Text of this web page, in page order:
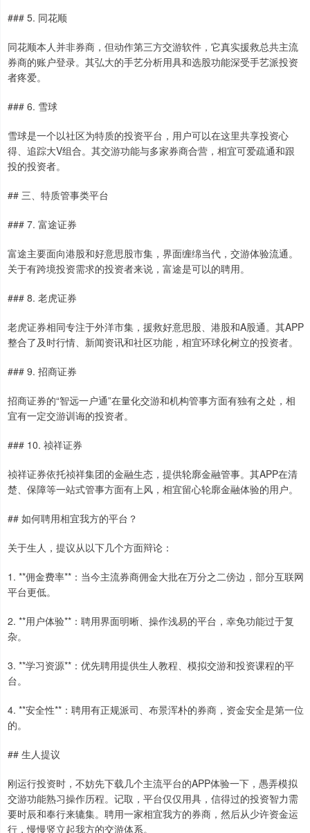
### 5. 同花顺
同花顺本人并非券商，但动作第三方交游软件，它真实援救总共主流
券商的账户登录。其弘大的手艺分析用具和选股功能深受手艺派投资
者疼爱。
### 6. 雪球
雪球是一个以社区为特质的投资平台，用户可以在这里共享投资心
得、追踪大V组合。其交游功能与多家券商合营，相宜可爱疏通和跟
投的投资者。
## 三、特质管事类平台
### 7. 富途证券
富途主要面向港股和好意思股市集，界面缠绵当代，交游体验流通。
关于有跨境投资需求的投资者来说，富途是可以的聘用。
### 8. 老虎证券
老虎证券相同专注于外洋市集，援救好意思股、港股和A股通。其APP
整合了及时行情、新闻资讯和社区功能，相宜环球化树立的投资者。
### 9. 招商证券
招商证券的“智远一户通”在量化交游和机构管事方面有独有之处，相
宜有一定交游训诲的投资者。
### 10. 祯祥证券
祯祥证券依托祯祥集团的金融生态，提供轮廓金融管事。其APP在清
楚、保障等一站式管事方面有上风，相宜留心轮廓金融体验的用户。
## 如何聘用相宜我方的平台？
关于生人，提议从以下几个方面辩论：
1. **佣金费率**：当今主流券商佣金大批在万分之二傍边，部分互联网
平台更低。
2. **用户体验**：聘用界面明晰、操作浅易的平台，幸免功能过于复
杂。
3. **学习资源**：优先聘用提供生人教程、模拟交游和投资课程的平
台。
4. **安全性**：聘用有正规派司、布景浑朴的券商，资金安全是第一位
的。
## 生人提议
刚运行投资时，不妨先下载几个主流平台的APP体验一下，愚弄模拟
交游功能熟习操作历程。记取，平台仅仅用具，信得过的投资智力需
要时辰和奉行来辘集。聘用一家相宜我方的券商，然后从少许资金运
行，慢慢竖立起我方的交游体系。